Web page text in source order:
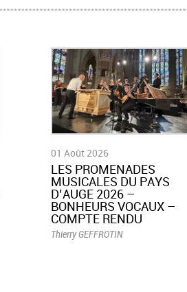
01 Août 2026
LES PROMENADES
MUSICALES DU PAYS
D’AUGE 2026 –
BONHEURS VOCAUX –
COMPTE RENDU
Thierry GEFFROTIN